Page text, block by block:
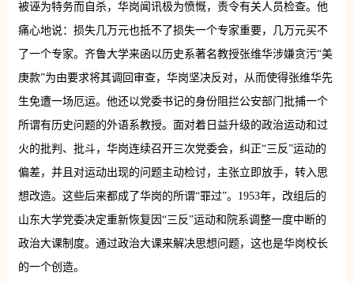
被诬为特务而自杀，华岗闻讯极为愤慨，责令有关人员检查。他
痛心地说：损失几万元也抵不了损失一个专家重要，几万元买不
了一个专家。齐鲁大学来函以历史系著名教授张维华涉嫌贪污“美
庚款”为由要求将其调回审查，华岗坚决反对，从而使得张维华先
生免遭一场厄运。他还以党委书记的身份阻拦公安部门批捕一个
所谓有历史问题的外语系教授。面对着日益升级的政治运动和过
火的批判、批斗，华岗连续召开三次党委会，纠正“三反”运动的
偏差，并且对运动出现的问题主动检讨，主张立即放手，转入思
想改造。这些后来都成了华岗的所谓“罪过”。1953年，改组后的
山东大学党委决定重新恢复因“三反”运动和院系调整一度中断的
政治大课制度。通过政治大课来解决思想问题，这也是华岗校长
的一个创造。